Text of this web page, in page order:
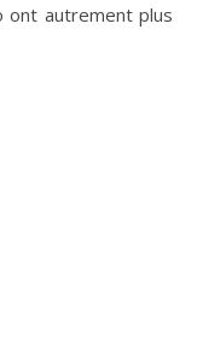
ont autrement plus